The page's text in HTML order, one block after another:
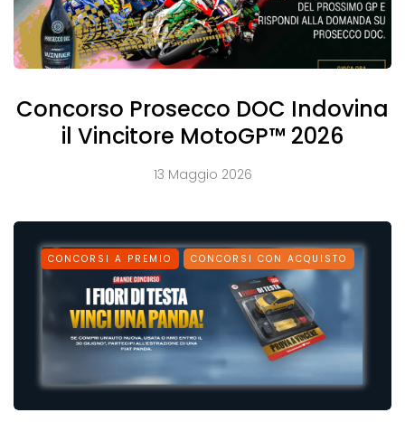
Concorso Prosecco DOC Indovina
il Vincitore MotoGP™ 2026
13 Maggio 2026
CONCORSI A PREMIO CONCORSI CON ACQUISTO